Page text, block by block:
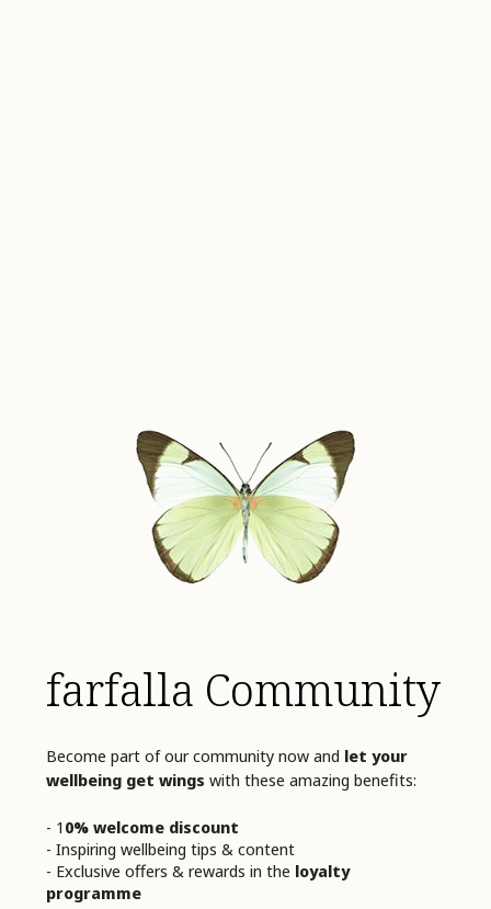
farfalla Community
Become part of our community now and let your
wellbeing get wings with these amazing benefits:
- 1 0% welcome discount
- Inspiring wellbeing tips & content
- Exclusive offers & rewards in the loyalty
programme